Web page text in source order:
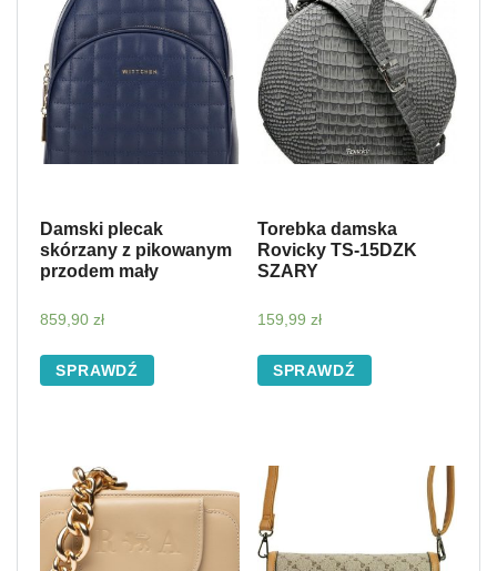
Damski plecak
skórzany z pikowanym
przodem mały
859,90 zł
SPRAWDŹ
Torebka damska
Rovicky TS-15DZK
SZARY
159,99 zł
SPRAWDŹ